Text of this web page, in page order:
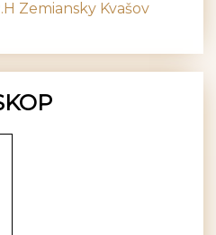
Zemiansky Kvašov